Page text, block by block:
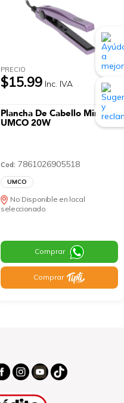
PRECIO
$15.99 Inc. IVA
Plancha De Cabello Mini
UMCO 20W
Cod: 7861026905518
UMCO
No Disponible en local
seleccionado
Comprar
Comprar